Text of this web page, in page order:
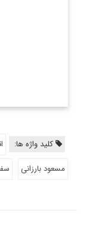
کلید واژه ها:
مسعود بارزانی